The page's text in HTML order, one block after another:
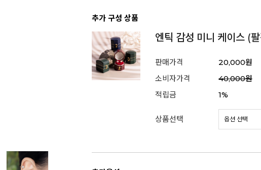
추가 구성 상품
엔틱 감성 미니 케이스 (
판매가격
20,000원
소비자가격
40,000원
적립금
1%
상품선택